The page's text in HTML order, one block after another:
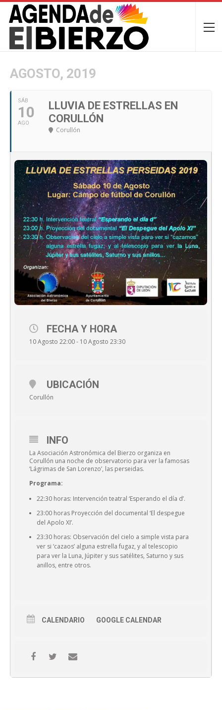
AGOSTO, 2019
SÁB
10
AGO
LLUVIA DE ESTRELLAS EN
CORULLÓN
Corullón
FECHA Y HORA
10 Agosto 22:00 - 10 Agosto 23:30
UBICACIÓN
Corullón
INFO
La Asociación Astronómica del Bierzo organiza en
Corullón una noche de observatorio para ver la famosas
‘Lágrimas de San Lorenzo’, las perseidas.
Programa:
22:30 horas: Intervención teatral ‘Esperando el día d’.
23:00 horas Proyección del documental ‘El despegue
del Apolo XI’.
23:30 horas: Observación del cielo a simple vista para
ver si ‘cazaos’ alguna estrella fugaz, y al telescopio
para ver la Luna, Júpiter y sus satélites, Saturno y sus
anillos, entre otros.
CALENDARIO GOOGLE CALENDAR